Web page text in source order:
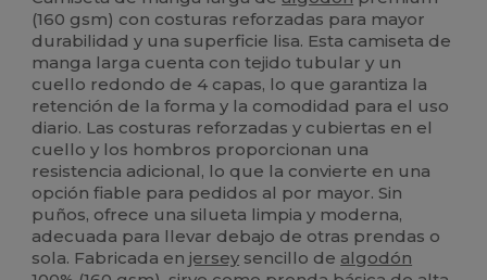
(160 gsm) con costuras reforzadas para mayor
durabilidad y una superficie lisa. Esta camiseta de
manga larga cuenta con tejido tubular y un
cuello redondo de 4 capas, lo que garantiza la
retención de la forma y la comodidad para el uso
diario. Las costuras reforzadas y cubiertas en el
cuello y los hombros proporcionan una
resistencia adicional, lo que la convierte en una
opción fiable para pedidos al por mayor. Sin
puños, ofrece una silueta limpia y moderna,
adecuada para llevar debajo de otras prendas o
sola. Fabricada enjersey sencillo de algodón